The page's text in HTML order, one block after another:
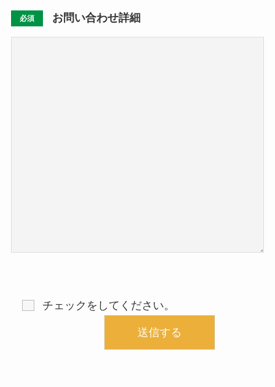
必須 お問い合わせ詳細
チェックをしてください。